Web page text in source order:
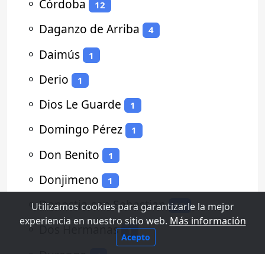
⚬ Córdoba 12
⚬ Daganzo de Arriba 4
⚬ Daimús 1
⚬ Derio 1
⚬ Dios Le Guarde 1
⚬ Domingo Pérez 1
⚬ Don Benito 1
⚬ Donjimeno 1
⚬Donostia-san Sebastian 13
⚬Dos Hermanas 1
Utilizamos cookies para garantizarle la mejor
experiencia en nuestro sitio web. Más información
Acepto